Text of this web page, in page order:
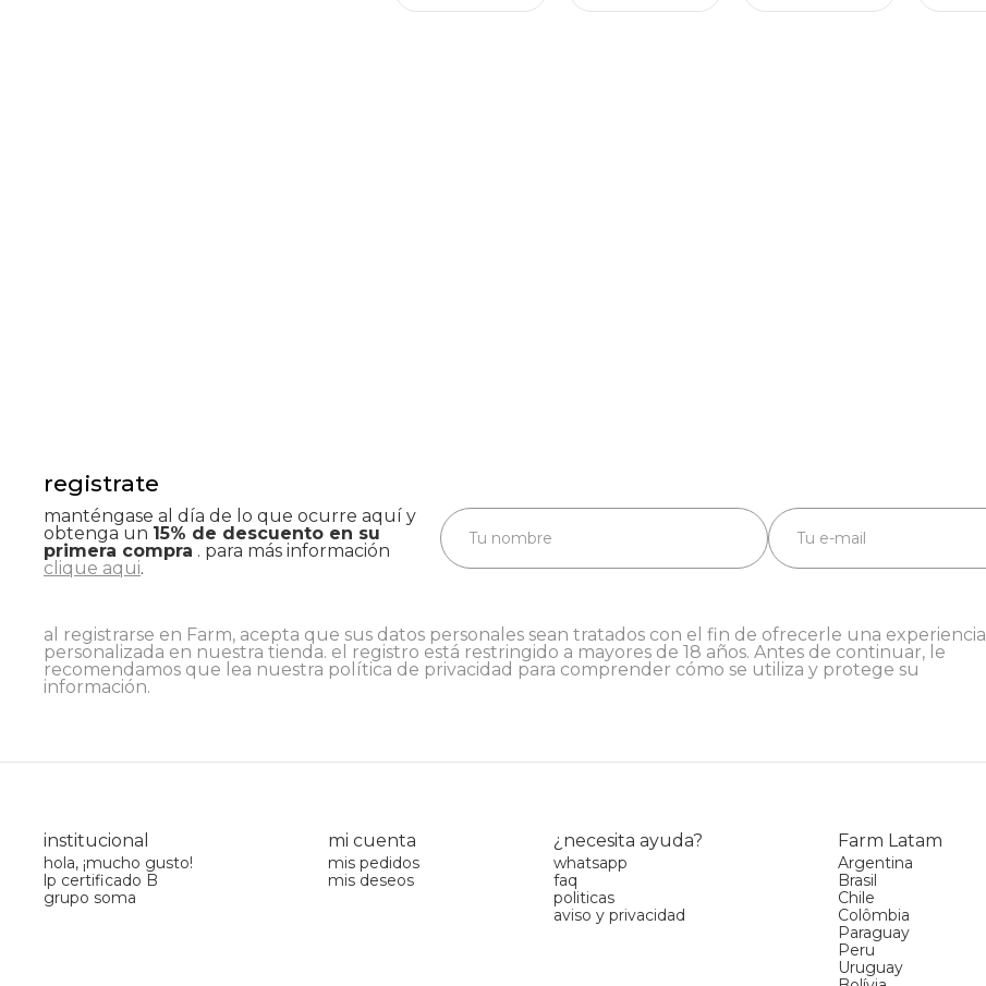
registrate
manténgase al día de lo que ocurre aquí y
obtenga un 15% de descuento en su
primera compra . para más información
clique aqui.
al registrarse en Farm, acepta que sus datos personales sean tratados con el fin de ofrecerle una experiencia
personalizada en nuestra tienda. el registro está restringido a mayores de 18 años. Antes de continuar, le
recomendamos que lea nuestra política de privacidad para comprender cómo se utiliza y protege su
información.
institucional
hola, ¡mucho gusto!
lp certificado B
grupo soma
mi cuenta
mis pedidos
mis deseos
¿necesita ayuda?
whatsapp
faq
politicas
aviso y privacidad
Farm Latam
Argentina
Brasil
Chile
Colômbia
Paraguay
Peru
Uruguay